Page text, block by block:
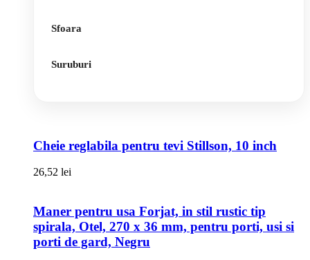
Sfoara
Suruburi
Cheie reglabila pentru tevi Stillson, 10 inch
26,52 lei
Maner pentru usa Forjat, in stil rustic tip
spirala, Otel, 270 x 36 mm, pentru porti, usi si
porti de gard, Negru